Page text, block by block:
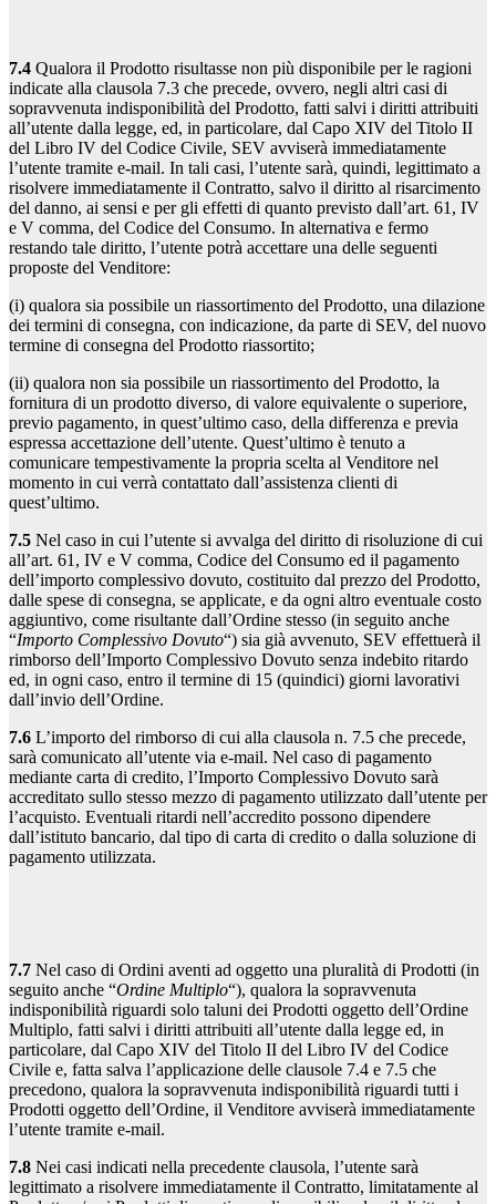
7.4 Qualora il Prodotto risultasse non più disponibile per le ragioni
indicate alla clausola 7.3 che precede, ovvero, negli altri casi di
sopravvenuta indisponibilità del Prodotto, fatti salvi i diritti attribuiti
all’utente dalla legge, ed, in particolare, dal Capo XIV del Titolo II
del Libro IV del Codice Civile, SEV avviserà immediatamente
l’utente tramite e-mail. In tali casi, l’utente sarà, quindi, legittimato a
risolvere immediatamente il Contratto, salvo il diritto al risarcimento
del danno, ai sensi e per gli effetti di quanto previsto dall’art. 61, IV
e V comma, del Codice del Consumo. In alternativa e fermo
restando tale diritto, l’utente potrà accettare una delle seguenti
proposte del Venditore:
(i) qualora sia possibile un riassortimento del Prodotto, una dilazione
dei termini di consegna, con indicazione, da parte di SEV, del nuovo
termine di consegna del Prodotto riassortito;
(ii) qualora non sia possibile un riassortimento del Prodotto, la
fornitura di un prodotto diverso, di valore equivalente o superiore,
previo pagamento, in quest’ultimo caso, della differenza e previa
espressa accettazione dell’utente. Quest’ultimo è tenuto a
comunicare tempestivamente la propria scelta al Venditore nel
momento in cui verrà contattato dall’assistenza clienti di
quest’ultimo.
7.5 Nel caso in cui l’utente si avvalga del diritto di risoluzione di cui
all’art. 61, IV e V comma, Codice del Consumo ed il pagamento
dell’importo complessivo dovuto, costituito dal prezzo del Prodotto,
dalle spese di consegna, se applicate, e da ogni altro eventuale costo
aggiuntivo, come risultante dall’Ordine stesso (in seguito anche
“Importo Complessivo Dovuto“) sia già avvenuto, SEV effettuerà il
rimborso dell’Importo Complessivo Dovuto senza indebito ritardo
ed, in ogni caso, entro il termine di 15 (quindici) giorni lavorativi
dall’invio dell’Ordine.
7.6 L’importo del rimborso di cui alla clausola n. 7.5 che precede,
sarà comunicato all’utente via e-mail. Nel caso di pagamento
mediante carta di credito, l’Importo Complessivo Dovuto sarà
accreditato sullo stesso mezzo di pagamento utilizzato dall’utente per
l’acquisto. Eventuali ritardi nell’accredito possono dipendere
dall’istituto bancario, dal tipo di carta di credito o dalla soluzione di
pagamento utilizzata.
7.7 Nel caso di Ordini aventi ad oggetto una pluralità di Prodotti (in
seguito anche “Ordine Multiplo“), qualora la sopravvenuta
indisponibilità riguardi solo taluni dei Prodotti oggetto dell’Ordine
Multiplo, fatti salvi i diritti attribuiti all’utente dalla legge ed, in
particolare, dal Capo XIV del Titolo II del Libro IV del Codice
Civile e, fatta salva l’applicazione delle clausole 7.4 e 7.5 che
precedono, qualora la sopravvenuta indisponibilità riguardi tutti i
Prodotti oggetto dell’Ordine, il Venditore avviserà immediatamente
l’utente tramite e-mail.
7.8 Nei casi indicati nella precedente clausola, l’utente sarà
legittimato a risolvere immediatamente il Contratto, limitatamente al